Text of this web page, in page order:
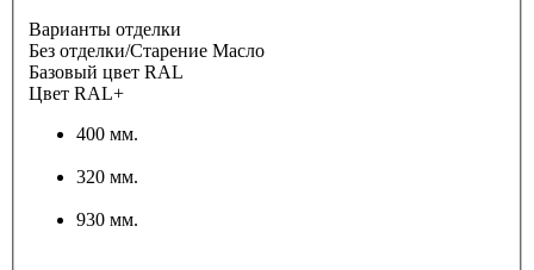
Варианты отделки
Без отделки/Старение Масло
Базовый цвет RAL
Цвет RAL+
400 мм.
320 мм.
930 мм.